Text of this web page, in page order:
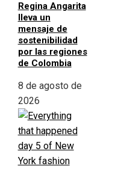
Regina Angarita
lleva un
mensaje de
sostenibilidad
por las regiones
de Colombia
8 de agosto de
2026